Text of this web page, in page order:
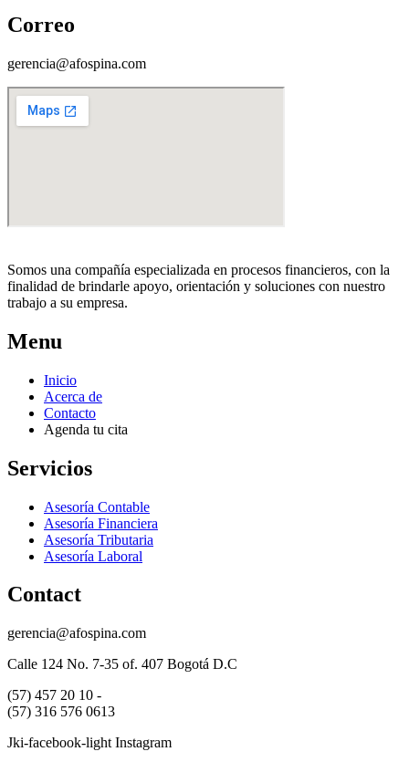
Correo
gerencia@afospina.com
Somos una compañía especializada en procesos financieros, con la
finalidad de brindarle apoyo, orientación y soluciones con nuestro
trabajo a su empresa.
Menu
Inicio
Acerca de
Contacto
Agenda tu cita
Servicios
Asesoría Contable
Asesoría Financiera
Asesoría Tributaria
Asesoría Laboral
Contact
gerencia@afospina.com
Calle 124 No. 7-35 of. 407 Bogotá D.C
(57) 457 20 10 -
(57) 316 576 0613
Jki-facebook-light Instagram